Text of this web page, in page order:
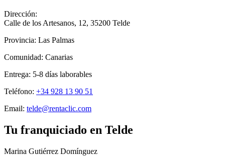
Dirección:
Calle de los Artesanos, 12, 35200 Telde
Provincia: Las Palmas
Comunidad: Canarias
Entrega: 5-8 días laborables
Teléfono: +34 928 13 90 51
Email: telde@rentaclic.com
Tu franquiciado en Telde
Marina Gutiérrez Domínguez